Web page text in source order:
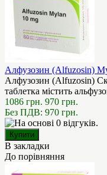
Алфузозин (Alfuzosin)
Алфузозин (Alfuzosin)
таблетка містить
1086 грн. 970 грн.
Без ПДВ: 970 грн.
В закладки
До порівняння